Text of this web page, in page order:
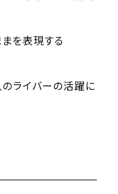
を表現する
ライバーの活躍に